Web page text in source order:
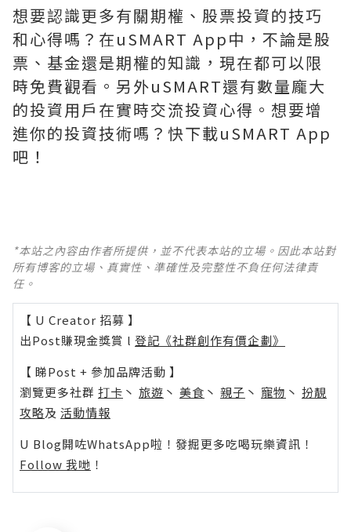
想要認識更多有關期權、股票投資的技巧
和心得嗎？在uSMART App中，不論是股
票、基金還是期權的知識，現在都可以限
時免費觀看。另外uSMART還有數量龐大
的投資用戶在實時交流投資心得。想要增
進你的投資技術嗎？快下載uSMART App
吧！
*本站之內容由作者所提供，並不代表本站的立場。因此本站對
所有博客的立場、真實性、準確性及完整性不負任何法律責
任。
【 U Creator 招募 】
出Post賺現金獎賞 l 登記《社群創作有價企劃》
【 睇Post + 參加品牌活動 】
瀏覽更多社群 打卡 丶 旅遊 丶 美食 丶 親子 丶 寵物 丶 扮靚
攻略及 活動情報
U Blog開咗WhatsApp啦！發掘更多吃喝玩樂資訊！
Follow 我哋 ！